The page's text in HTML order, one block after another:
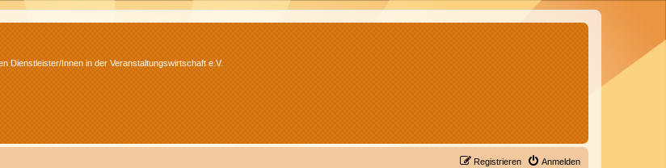
Dienstleister/Innen in der Veranstaltungswirtschaft e.V.
Anmelden
Registrieren